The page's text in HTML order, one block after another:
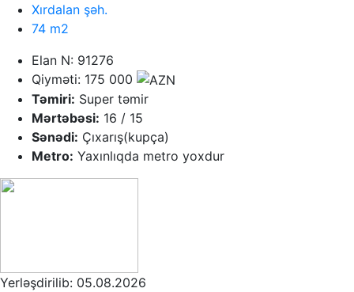
Xırdalan şəh.
74 m2
Elan N: 91276
Qiyməti: 175 000
Təmiri: Super təmir
Mərtəbəsi: 16 / 15
Sənədi: Çıxarış(kupça)
Metro: Yaxınlıqda metro yoxdur
Yerləşdirilib: 05.08.2026